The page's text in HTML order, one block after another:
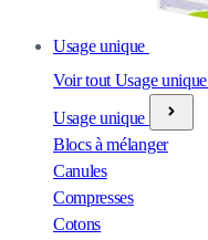
Usage unique
Voir tout Usage unique
Usage unique
Blocs à mélanger
Canules
Compresses
Cotons